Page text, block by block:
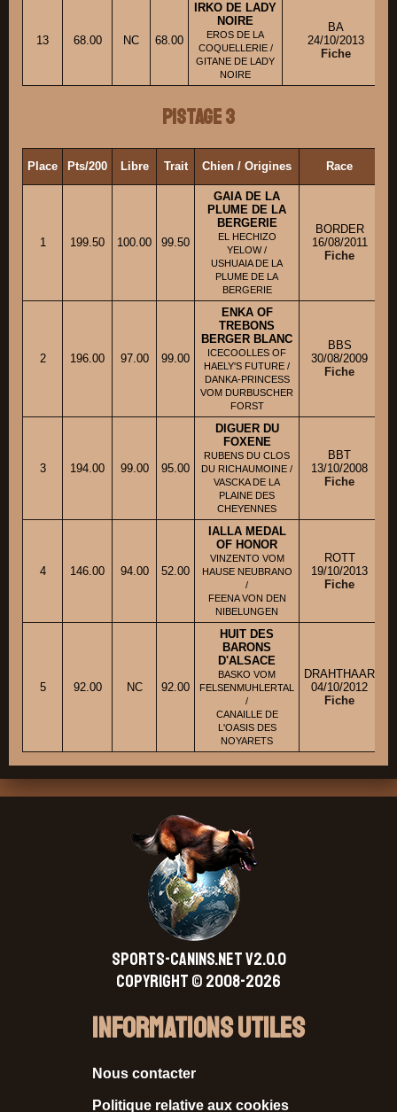
13 68.00 NC 68.00
IRKO DE LADY
NOIRE
EROS DE LA
COQUELLERIE /
GITANE DE LADY
NOIRE
BA
24/10/2013
Fiche
Pistage 3
Place Pts/200 Libre Trait Chien / Origines Race
1 199.50 100.00 99.50
GAIA DE LA
PLUME DE LA
BERGERIE
EL HECHIZO
YELOW /
USHUAIA DE LA
PLUME DE LA
BERGERIE
BORDER
16/08/2011
Fiche
2 196.00 97.00 99.00
ENKA OF
TREBONS
BERGER BLANC
ICECOOLLES OF
HAELY'S FUTURE /
DANKA-PRINCESS
VOM DURBUSCHER
FORST
BBS
30/08/2009
Fiche
3 194.00 99.00 95.00
DIGUER DU
FOXENE
RUBENS DU CLOS
DU RICHAUMOINE /
VASCKA DE LA
PLAINE DES
CHEYENNES
BBT
13/10/2008
Fiche
4 146.00 94.00 52.00
IALLA MEDAL
OF HONOR
VINZENTO VOM
HAUSE NEUBRANO
/
FEENA VON DEN
NIBELUNGEN
ROTT
19/10/2013
Fiche
5 92.00 NC 92.00
HUIT DES
BARONS
D'ALSACE
BASKO VOM
FELSENMUHLERTAL
/
CANAILLE DE
L'OASIS DES
NOYARETS
DRAHTHAAR
04/10/2012
Fiche
SPORTS-CANINS.NET V2.0.0
Copyright © 2008-2026
Informations Utiles
Nous contacter
Politique relative aux cookies